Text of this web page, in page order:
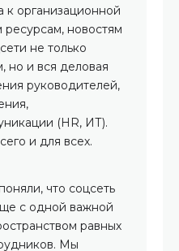
к организационной
новостям
не только
но и вся деловая
руководителей,
(HR, ИТ).
и для всех.
что соцсеть
с одной важной
равных
Мы